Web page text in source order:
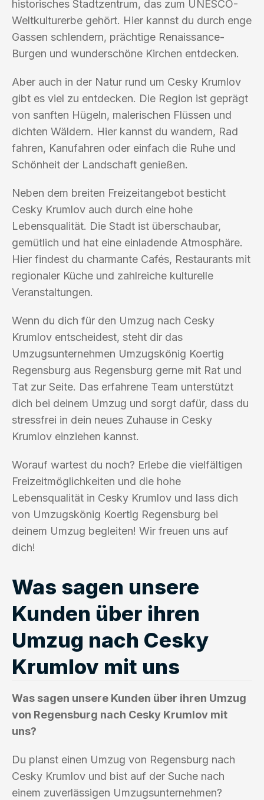
historisches Stadtzentrum, das zum UNESCO-
Weltkulturerbe gehört. Hier kannst du durch enge
Gassen schlendern, prächtige Renaissance-
Burgen und wunderschöne Kirchen entdecken.
Aber auch in der Natur rund um Cesky Krumlov
gibt es viel zu entdecken. Die Region ist geprägt
von sanften Hügeln, malerischen Flüssen und
dichten Wäldern. Hier kannst du wandern, Rad
fahren, Kanufahren oder einfach die Ruhe und
Schönheit der Landschaft genießen.
Neben dem breiten Freizeitangebot besticht
Cesky Krumlov auch durch eine hohe
Lebensqualität. Die Stadt ist überschaubar,
gemütlich und hat eine einladende Atmosphäre.
Hier findest du charmante Cafés, Restaurants mit
regionaler Küche und zahlreiche kulturelle
Veranstaltungen.
Wenn du dich für den Umzug nach Cesky
Krumlov entscheidest, steht dir das
Umzugsunternehmen Umzugskönig Koertig
Regensburg aus Regensburg gerne mit Rat und
Tat zur Seite. Das erfahrene Team unterstützt
dich bei deinem Umzug und sorgt dafür, dass du
stressfrei in dein neues Zuhause in Cesky
Krumlov einziehen kannst.
Worauf wartest du noch? Erlebe die vielfältigen
Freizeitmöglichkeiten und die hohe
Lebensqualität in Cesky Krumlov und lass dich
von Umzugskönig Koertig Regensburg bei
deinem Umzug begleiten! Wir freuen uns auf
dich!
Was sagen unsere
Kunden über ihren
Umzug nach Cesky
Krumlov mit uns
Was sagen unsere Kunden über ihren Umzug
von Regensburg nach Cesky Krumlov mit
uns?
Du planst einen Umzug von Regensburg nach
Cesky Krumlov und bist auf der Suche nach
einem zuverlässigen Umzugsunternehmen?